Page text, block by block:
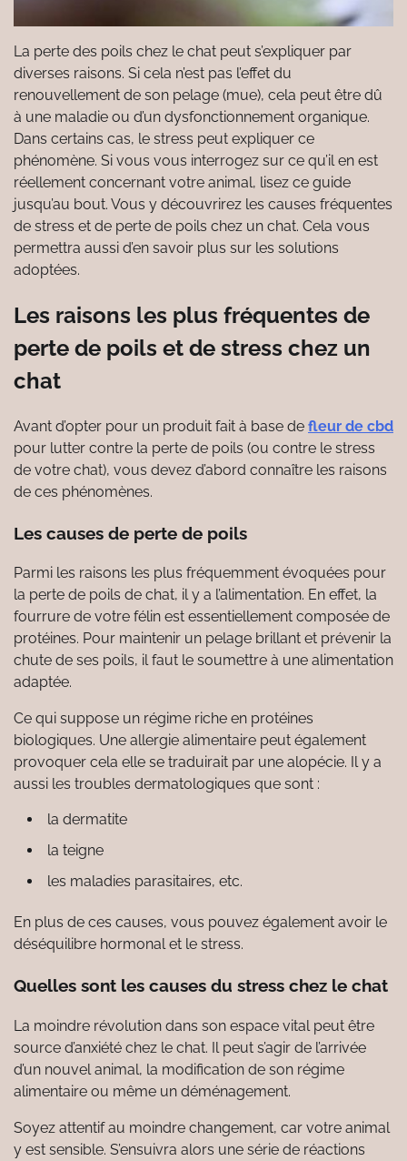
La perte des poils chez le chat peut s’expliquer par
diverses raisons. Si cela n’est pas l’effet du
renouvellement de son pelage (mue), cela peut être dû
à une maladie ou d’un dysfonctionnement organique.
Dans certains cas, le stress peut expliquer ce
phénomène. Si vous vous interrogez sur ce qu’il en est
réellement concernant votre animal, lisez ce guide
jusqu’au bout. Vous y découvrirez les causes fréquentes
de stress et de perte de poils chez un chat. Cela vous
permettra aussi d’en savoir plus sur les solutions
adoptées.
Les raisons les plus fréquentes de
perte de poils et de stress chez un
chat
Avant d’opter pour un produit fait à base de fleur de cbd
pour lutter contre la perte de poils (ou contre le stress
de votre chat), vous devez d’abord connaître les raisons
de ces phénomènes.
Les causes de perte de poils
Parmi les raisons les plus fréquemment évoquées pour
la perte de poils de chat, il y a l’alimentation. En effet, la
fourrure de votre félin est essentiellement composée de
protéines. Pour maintenir un pelage brillant et prévenir la
chute de ses poils, il faut le soumettre à une alimentation
adaptée.
Ce qui suppose un régime riche en protéines
biologiques. Une allergie alimentaire peut également
provoquer cela elle se traduirait par une alopécie. Il y a
aussi les troubles dermatologiques que sont :
la dermatite
la teigne
les maladies parasitaires, etc.
En plus de ces causes, vous pouvez également avoir le
déséquilibre hormonal et le stress.
Quelles sont les causes du stress chez le chat
La moindre révolution dans son espace vital peut être
source d’anxiété chez le chat. Il peut s’agir de l’arrivée
d’un nouvel animal, la modification de son régime
alimentaire ou même un déménagement.
Soyez attentif au moindre changement, car votre animal
y est sensible. S’ensuivra alors une série de réactions